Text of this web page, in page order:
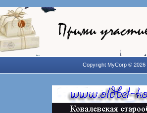
Copyright MyCorp © 2026